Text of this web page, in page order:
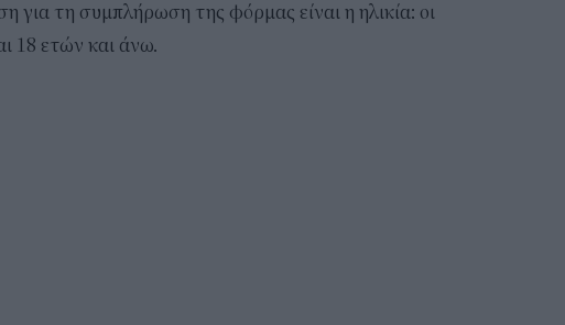
για τη συμπλήρωση της φόρμας είναι η ηλικία: οι
18 ετών και άνω.